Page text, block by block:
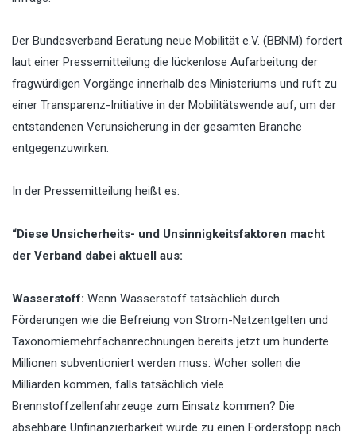
Der Bundesverband Beratung neue Mobilität e.V. (BBNM) fordert
laut einer Pressemitteilung die lückenlose Aufarbeitung der
fragwürdigen Vorgänge innerhalb des Ministeriums und ruft zu
einer Transparenz-Initiative in der Mobilitätswende auf, um der
entstandenen Verunsicherung in der gesamten Branche
entgegenzuwirken.
In der Pressemitteilung heißt es:
“Diese Unsicherheits- und Unsinnigkeitsfaktoren macht
der Verband dabei aktuell aus:
Wasserstoff: Wenn Wasserstoff tatsächlich durch
Förderungen wie die Befreiung von Strom-Netzentgelten und
Taxonomiemehrfachanrechnungen bereits jetzt um hunderte
Millionen subventioniert werden muss: Woher sollen die
Milliarden kommen, falls tatsächlich viele
Brennstoffzellenfahrzeuge zum Einsatz kommen? Die
absehbare Unfinanzierbarkeit würde zu einen Förderstopp nach